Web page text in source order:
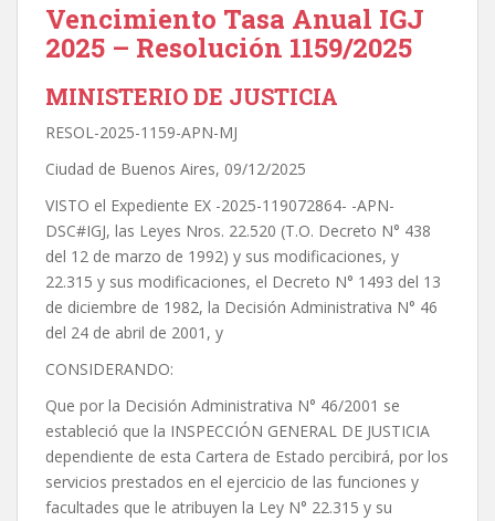
Vencimiento Tasa Anual IGJ
2025 – Resolución 1159/2025
MINISTERIO DE JUSTICIA
RESOL-2025-1159-APN-MJ
Ciudad de Buenos Aires, 09/12/2025
VISTO el Expediente EX -2025-119072864- -APN-
DSC#IGJ, las Leyes Nros. 22.520 (T.O. Decreto N° 438
del 12 de marzo de 1992) y sus modificaciones, y
22.315 y sus modificaciones, el Decreto N° 1493 del 13
de diciembre de 1982, la Decisión Administrativa N° 46
del 24 de abril de 2001, y
CONSIDERANDO:
Que por la Decisión Administrativa N° 46/2001 se
estableció que la INSPECCIÓN GENERAL DE JUSTICIA
dependiente de esta Cartera de Estado percibirá, por los
servicios prestados en el ejercicio de las funciones y
facultades que le atribuyen la Ley N° 22.315 y su